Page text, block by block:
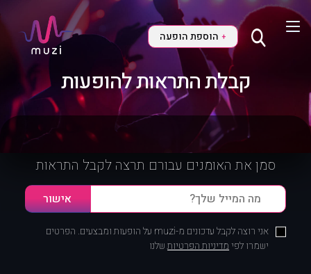
+ הוספת הופעה
קבלת התראות להופעות
סמן את האומנים עבורם תרצה לקבל התראות
אני רוצה לקבל עדכונים מ-muzi על הופעות ומבצעים. הפרטים
ישמרו לפימדיניות הפרטיותשלנו